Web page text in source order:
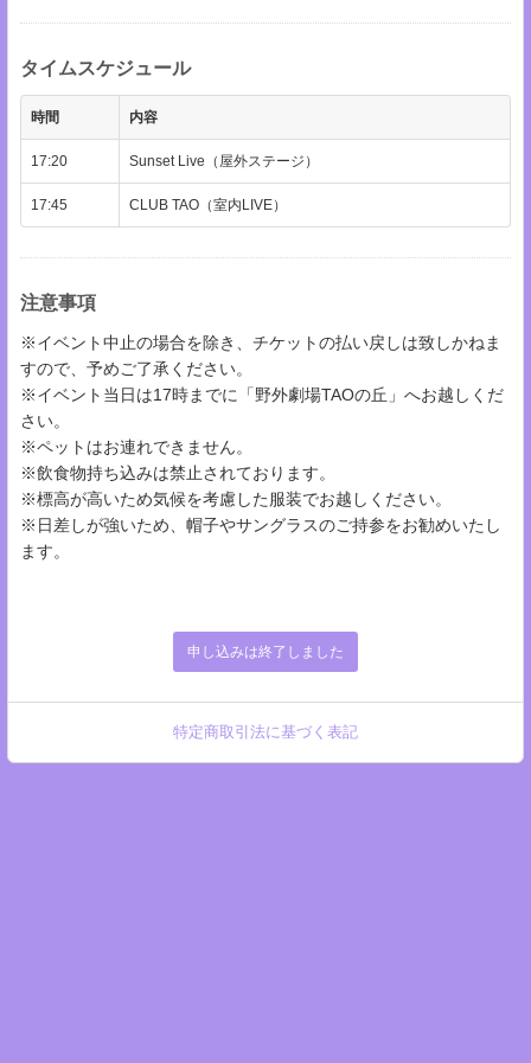
タイムスケジュール
時間 内容
17:20 Sunset Live（屋外ステージ）
17:45 CLUB TAO（室内LIVE）
注意事項
※イベント中止の場合を除き、チケットの払い戻しは致しかねま
すので、予めご了承ください。
※イベント当日は17時までに「野外劇場TAOの丘」へお越しくだ
さい。
※ペットはお連れできません。
※飲食物持ち込みは禁止されております。
※標高が高いため気候を考慮した服装でお越しください。
※日差しが強いため、帽子やサングラスのご持参をお勧めいたし
ます。
申し込みは終了しました
特定商取引法に基づく表記